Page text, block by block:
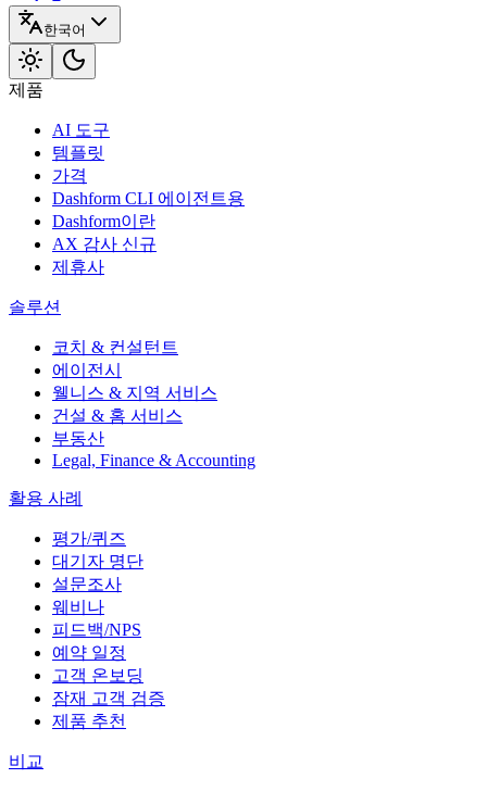
한국어
제품
AI 도구
템플릿
가격
Dashform CLI 에이전트용
Dashform이란
AX 감사 신규
제휴사
솔루션
코치 & 컨설턴트
에이전시
웰니스 & 지역 서비스
건설 & 홈 서비스
부동산
Legal, Finance & Accounting
활용 사례
평가/퀴즈
대기자 명단
설문조사
웨비나
피드백/NPS
예약 일정
고객 온보딩
잠재 고객 검증
제품 추천
비교